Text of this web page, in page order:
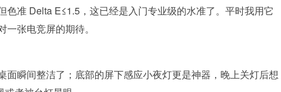
准 Delta E≤1.5，这已经是入门专业级的水准了。平时我用它
张电竞屏的期待。
瞬间整洁了；底部的屏下感应小夜灯更是神器，晚上关灯后想